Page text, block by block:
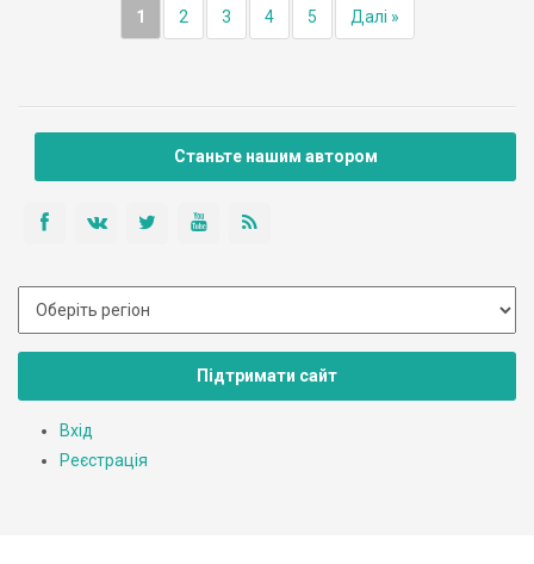
1 2 3 4 5 Далі »
Станьте нашим автором
Підтримати сайт
Вхід
Реєстрація